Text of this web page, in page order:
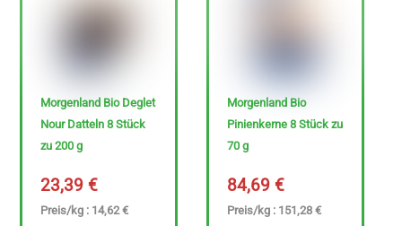
Morgenland Bio Deglet
Nour Datteln 8 Stück
zu 200 g
23,39€
Preis/kg : 14,62 €
Morgenland Bio
Pinienkerne 8 Stück zu
70 g
84,69€
Preis/kg : 151,28 €